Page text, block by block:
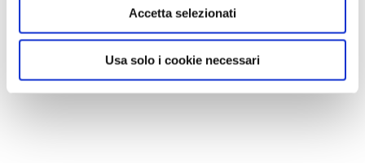
Accetta selezionati
Usa solo i cookie necessari